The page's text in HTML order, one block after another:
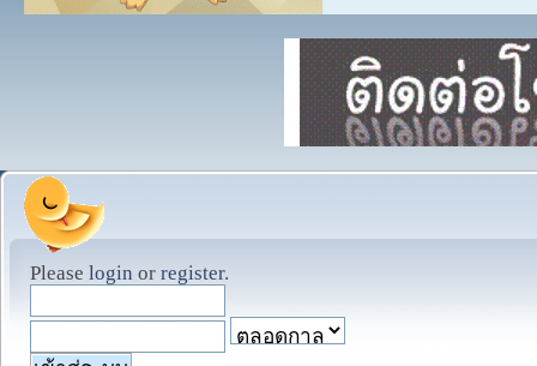
Please login or register.